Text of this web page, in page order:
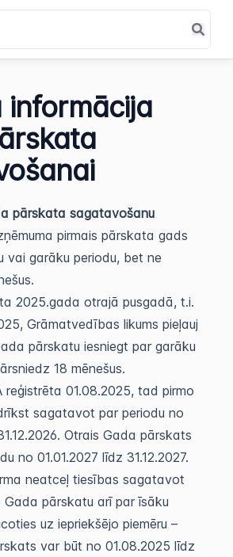
informācija
pārskata sagatavošanu
pirmais pārskata gads
vai garāku periodu, bet ne
2025.gada otrajā pusgadā, t.i.
Grāmatvedības likums pieļauj
pārskatu iesniegt par garāku
18 mēnešus.
reģistrēta 01.08.2025, tad pirmo
sagatavot par periodu no
Otrais Gada pārskats
no 01.01.2027 līdz 31.12.2027.
neatceļ tiesības sagatavot
Gada pārskatu arī par īsāku
uz iepriekšējo piemēru –
var būt no 01.08.2025 līdz